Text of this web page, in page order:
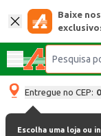
Baixe
Entregue no CEP:
Escolha uma loja ou